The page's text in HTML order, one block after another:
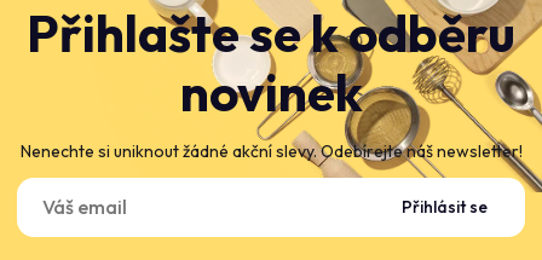
Přihlašte se k odběru
novinek
Nenechte si uniknout žádné akční slevy. Odebírejte náš newsletter!
Přihlásit se